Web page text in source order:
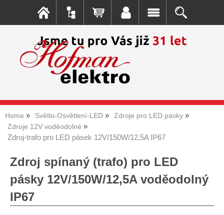
Home Světlo-Osvětlení-LED
Zdroje pro LED pásky
Zdroje 12V voděodolné
Zdroj-trafo pro LED pásek 12V/150W/12,5A IP67
Zdroj spínaný (trafo) pro LED
pásky 12V/150W/12,5A voděodolný
IP67